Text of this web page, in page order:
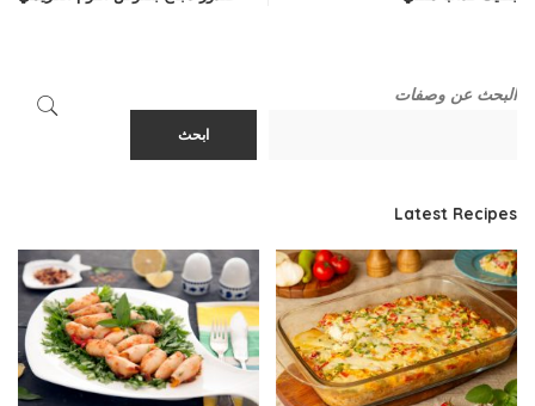
البحث عن وصفات
ابحث
Latest Recipes